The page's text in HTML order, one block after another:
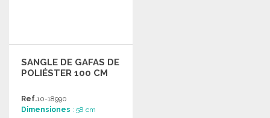
SANGLE DE GAFAS DE
POLIÉSTER 100 CM
Ref.10-18990
Dimensiones : 58 cm